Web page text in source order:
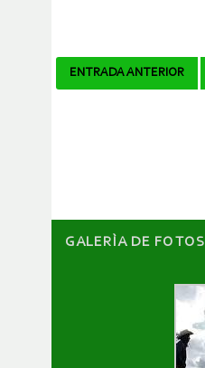
Navegador
ENTRADA ANTERIOR
GALERÌA DE FOTOS